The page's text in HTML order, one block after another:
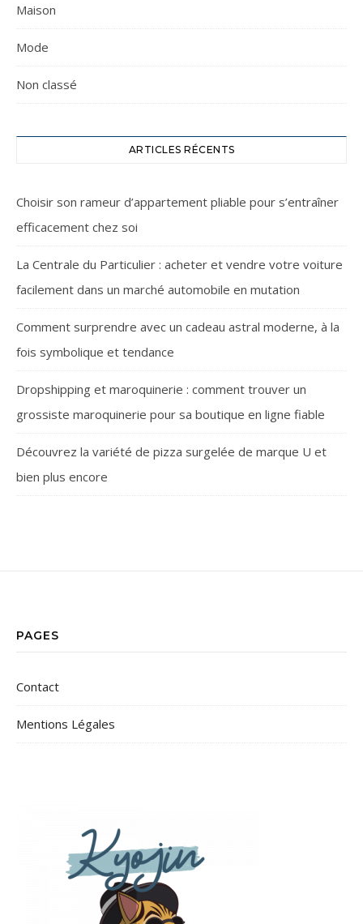
Maison
Mode
Non classé
ARTICLES RÉCENTS
Choisir son rameur d’appartement pliable pour s’entraîner
efficacement chez soi
La Centrale du Particulier : acheter et vendre votre voiture
facilement dans un marché automobile en mutation
Comment surprendre avec un cadeau astral moderne, à la
fois symbolique et tendance
Dropshipping et maroquinerie : comment trouver un
grossiste maroquinerie pour sa boutique en ligne fiable
Découvrez la variété de pizza surgelée de marque U et
bien plus encore
PAGES
Contact
Mentions Légales